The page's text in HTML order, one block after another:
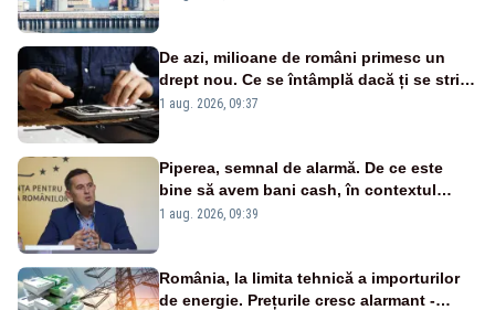
De azi, milioane de români primesc un
drept nou. Ce se întâmplă dacă ți se strică
un produs
1 aug. 2026, 09:37
Piperea, semnal de alarmă. De ce este
bine să avem bani cash, în contextul
alertei energetice?
1 aug. 2026, 09:39
România, la limita tehnică a importurilor
de energie. Prețurile cresc alarmant -